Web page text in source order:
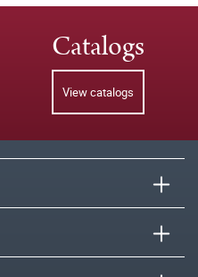
Catalogs
View catalogs